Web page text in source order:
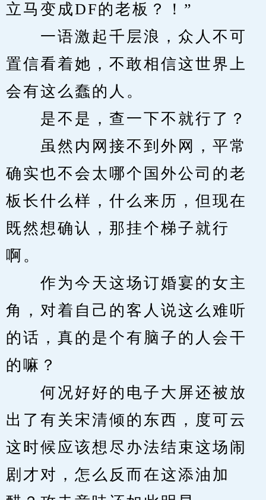
立马变成DF的老板？！”
一语激起千层浪，众人不可
置信看着她，不敢相信这世界上
会有这么蠢的人。
是不是，查一下不就行了？
虽然内网接不到外网，平常
确实也不会太哪个国外公司的老
板长什么样，什么来历，但现在
既然想确认，那挂个梯子就行
啊。
作为今天这场订婚宴的女主
角，对着自己的客人说这么难听
的话，真的是个有脑子的人会干
的嘛？
何况好好的电子大屏还被放
出了有关宋清倾的东西，度可云
这时候应该想尽办法结束这场闹
剧才对，怎么反而在这添油加